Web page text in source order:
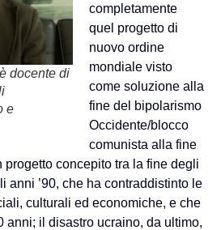
docente di
e
completamente
quel progetto di
nuovo ordine
mondiale visto
come soluzione alla
fine del bipolarismo
Occidente/blocco
comunista alla fine
progetto concepito tra la fine degli
anni ’90, che ha contraddistinto le
culturali ed economiche, e che
anni; il disastro ucraino, da ultimo,